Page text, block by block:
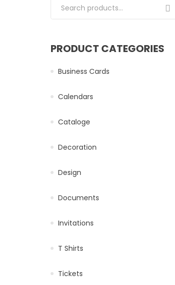
Search for:
PRODUCT CATEGORIES
Business Cards
Calendars
Cataloge
Decoration
Design
Documents
Invitations
T Shirts
Tickets